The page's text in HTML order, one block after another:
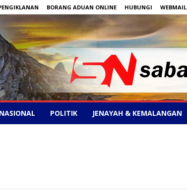
BORANG ADUAN ONLINE HUBUNGI WEBMAIL
NASIONAL POLITIK JENAYAH & KEMALANGAN